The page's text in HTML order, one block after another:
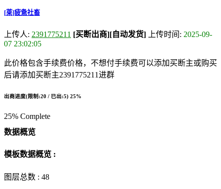
[莱]疲惫社畜
上传人: 2391775211 [买断出商][自动发货] 上传时间: 2025-09-
07 23:02:05
此价格包含手续费价格，不想付手续费可以添加买断主或购买
后请添加买断主2391775211进群
出商进度(限制:20 / 已出:5) 25%
25% Complete
数据概览
模板数据概览 :
图层总数 : 48